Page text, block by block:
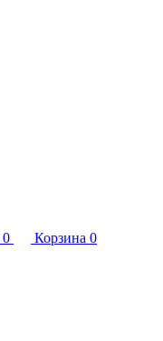
0 Корзина 0